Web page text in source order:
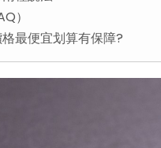
）
最便宜划算有保障?